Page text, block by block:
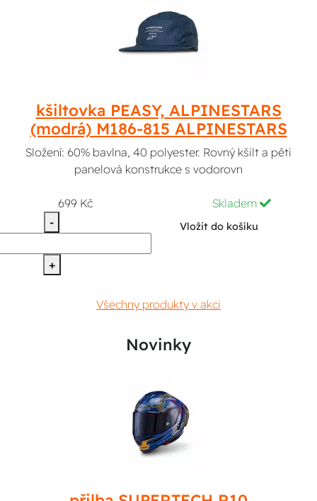
kšiltovka PEASY, ALPINESTARS
(modrá) M186-815 ALPINESTARS
Složení: 60% bavlna, 40 polyester. Rovný kšilt a pěti
panelová konstrukce s vodorovn
699 Kč
Skladem
-
+
Vložit do košíku
Všechny produkty v akci
Novinky